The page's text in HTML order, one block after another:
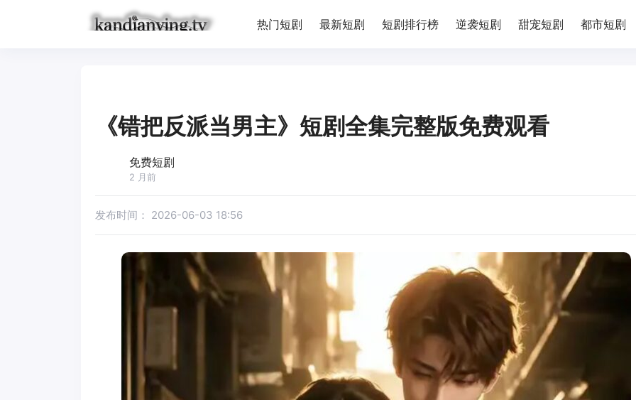
热门短剧 最新短剧 短剧排行榜 逆袭短剧 甜宠短剧 都市短剧
《错把反派当男主》短剧全集完整版免费观看
免费短剧
2 月前
发布时间： 2026-06-03 18:56